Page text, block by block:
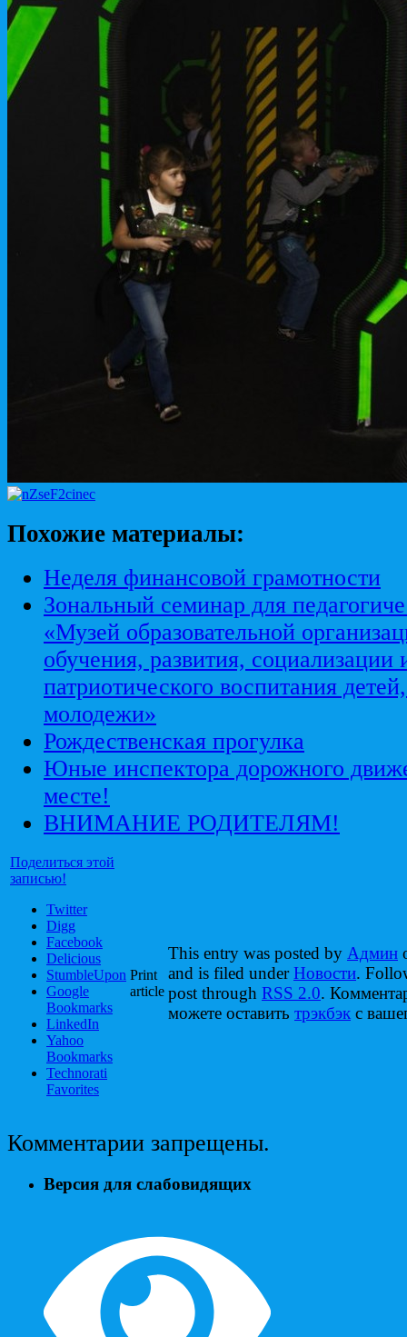
Похожие материалы:
Неделя финансовой грамотности
Зональный семинар для
«Музей образовательной
обучения, развития,
патриотического воспитания
молодежи»
Рождественская прогулка
Юные инспектора дорожного
месте!
ВНИМАНИЕ РОДИТЕЛЯМ!
Поделиться этой
записью!
Twitter
Digg
Facebook
Delicious
StumbleUpon
Google
Bookmarks
LinkedIn
Yahoo
Bookmarks
Technorati
Favorites
Print
article
This entry was posted by Админ
and is filed underНовости.
post through RSS 2.0.
можете оставить трэкбэк с
Комментарии запрещены.
Версия для слабовидящих